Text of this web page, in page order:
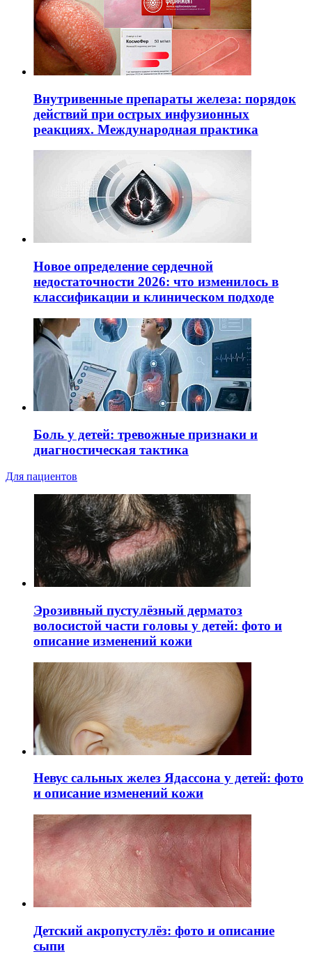
Внутривенные препараты железа: порядок
действий при острых инфузионных
реакциях. Международная практика
Новое определение сердечной
недостаточности 2026: что изменилось в
классификации и клиническом подходе
Боль у детей: тревожные признаки и
диагностическая тактика
Для пациентов
Эрозивный пустулёзный дерматоз
волосистой части головы у детей: фото и
описание изменений кожи
Невус сальных желез Ядассона у детей: фото
и описание изменений кожи
Детский акропустулёз: фото и описание
сыпи